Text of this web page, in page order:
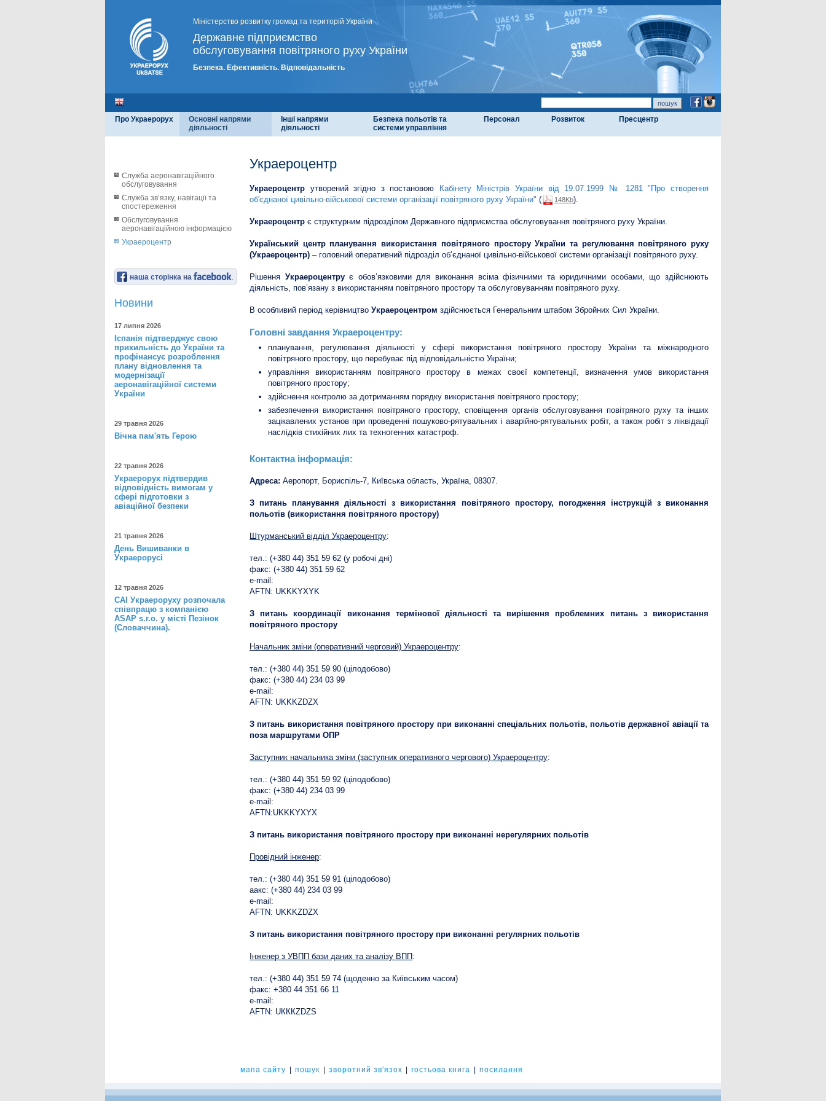
Міністерство розвитку громад та територій України
Державне підприємство
обслуговування повітряного руху України
Безпека. Ефективність. Відповідальність
Про Украерорух
Основні напрями
діяльності
Інші напрями
діяльності
Безпека польотів та
системи управління
Персонал Розвиток Пресцентр
Служба аеронавігаційного
обслуговування
Служба зв’язку, навігації та
спостереження
Обслуговування
аеронавігаційною інформацією
Украероцентр
наша сторінка на
Новини
17 липня 2026
Іспанія підтверджує свою
прихильність до України та
профінансує розроблення
плану відновлення та
модернізації
аеронавігаційної системи
України
29 травня 2026
Вічна пам'ять Герою
22 травня 2026
Украерорух підтвердив
відповідність вимогам у
сфері підготовки з
авіаційної безпеки
21 травня 2026
День Вишиванки в
Украерорусі
12 травня 2026
САІ Украероруху розпочала
співпрацю з компанією
ASAP s.r.o. у місті Пезінок
(Словаччина).
Украероцентр
Украероцентр утворений згідно з постановою
Кабінету Міністрів України від 19.07.1999 № 1281 "Про створення
об'єднаної цивільно-військової системи організації повітряного руху України" ( 148Kb).
Украероцентр є структурним підрозділом Державного підприємства обслуговування повітряного руху України.
Український центр планування використання повітряного простору України та регулювання повітряного руху
(Украероцентр) – головний оперативний підрозділ об’єднаної цивільно-військової системи організації повітряного руху.
Рішення Украероцентрує обов’язковими для виконання всіма фізичними та юридичними особами, що здійснюють
діяльність, пов’язану з використанням повітряного простору та обслуговуванням повітряного руху.
В особливий період керівництво Украероцентром здійснюється Генеральним штабом Збройних Сил України.
Головні завдання Украероцентру:
планування, регулювання діяльності у сфері використання повітряного простору України та міжнародного
повітряного простору, що перебуває під відповідальністю України;
управління використанням повітряного простору в межах своєї компетенції, визначення умов використання
повітряного простору;
здійснення контролю за дотриманням порядку використання повітряного простору;
забезпечення використання повітряного простору, сповіщення органів обслуговування повітряного руху та інших
зацікавлених установ при проведенні пошуково-рятувальних і аварійно-рятувальних робіт, а також робіт з ліквідації
наслідків стихійних лих та техногенних катастроф.
Контактна інформація:
Адреса: Аеропорт, Бориспіль-7, Київська область, Україна, 08307.
З питань планування діяльності з використання повітряного простору, погодження інструкцій з виконання
польотів (використання повітряного простору)
Штурманський відділ Украероцентру:
тел.: (+380 44) 351 59 62 (у робочі дні)
факс: (+380 44) 351 59 62
e-mail:
AFTN: UKKKYXYK
З питань координації виконання термінової діяльності та вирішення проблемних питань з використання
повітряного простору
Начальник зміни (оперативний черговий) Украероцентру:
тел.: (+380 44) 351 59 90 (цілодобово)
факс: (+380 44) 234 03 99
e-mail:
AFTN: UKKKZDZX
З питань використання повітряного простору при виконанні спеціальних польотів, польотів державної авіації та
поза маршрутами ОПР
Заступник начальника зміни (заступник оперативного чергового) Украероцентру:
тел.: (+380 44) 351 59 92 (цілодобово)
факс: (+380 44) 234 03 99
e-mail:
AFTN:UKKKYXYX
З питань використання повітряного простору при виконанні нерегулярних польотів
Провідний інженер:
тел.: (+380 44) 351 59 91 (цілодобово)
aакс: (+380 44) 234 03 99
e-mail:
AFTN: UKKKZDZX
З питань використання повітряного простору при виконанні регулярних польотів
Інженер з УВПП бази даних та аналізу ВПП :
тел.: (+380 44) 351 59 74 (щоденно за Київським часом)
факс: +380 44 351 66 11
е-mail:
AFTN: UКККZDZS
мапа сайту пошук зворотний зв'язок гостьова книга посилання